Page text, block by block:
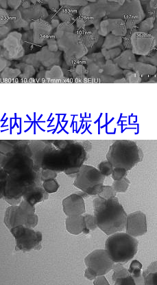
纳米级碳化钨